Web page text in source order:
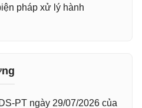
pháp xử lý hành
PT ngày 29/07/2026 của